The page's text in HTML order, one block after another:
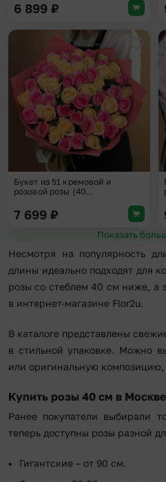
6 899 ₽
Букет из 51 кремовой и
розовой розы (40...
7 699 ₽
Несмотря на популярность
длины идеально подходят для
розы со стеблем 40 см ниже, а
в интернет-магазине Flor2u.
В каталоге представлены
в стильной упаковке. Можно
или оригинальную
Купить розы 40 см в Москве
Ранее покупатели выбирали
теперь доступны розы разной
Гигантские – от 90 см.